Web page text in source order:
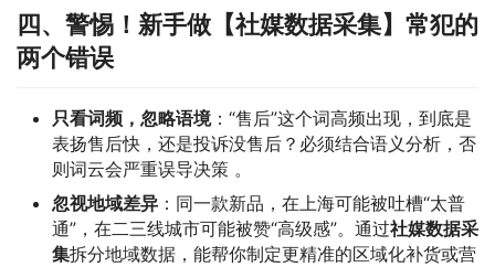
四、警惕！新手做【社媒数据采集】常犯的
两个错误
只看词频，忽略语境：“售后”这个词高频出现，到底是
表扬售后快，还是投诉没售后？必须结合语义分析，否
则词云会严重误导决策 。
忽视地域差异 ：同一款新品，在上海可能被吐槽“太普
通”，在二三线城市可能被赞“高级感”。通过社媒数据采
集拆分地域数据，能帮你制定更精准的区域化补货或营